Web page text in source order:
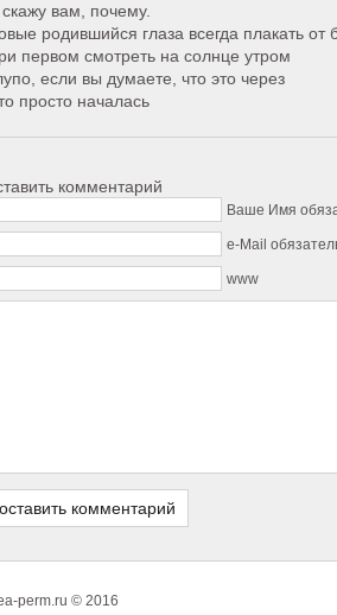
вам, почему.
родившийся глаза всегда плакать от
первом смотреть на солнце утром
если вы думаете, что это через
просто началась
комментарий
Ваше Имя
e-Mail
www
perm.ru © 2016